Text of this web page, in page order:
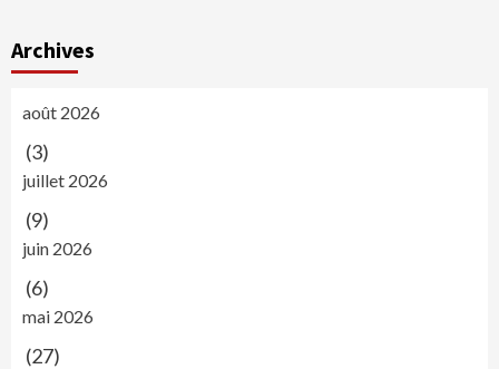
Archives
août 2026
(3)
juillet 2026
(9)
juin 2026
(6)
mai 2026
(27)